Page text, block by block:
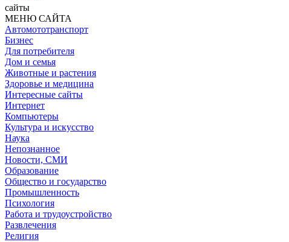
сайты
МЕНЮ САЙТА
Автомототранспорт
Бизнес
Для потребителя
Дом и семья
Животные и растения
Здоровье и медицина
Интересные сайты
Интернет
Компьютеры
Культура и искусство
Наука
Непознанное
Новости, СМИ
Образование
Общество и государство
Промышленность
Психология
Работа и трудоустройство
Развлечения
Религия